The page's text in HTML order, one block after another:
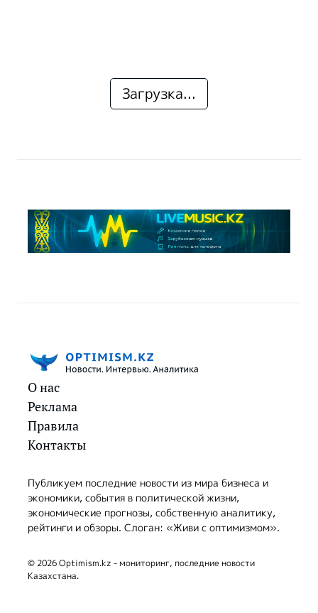
Загрузка...
О нас
Реклама
Правила
Контакты
Публикуем последние новости из мира бизнеса и
экономики, события в политической жизни,
экономические прогнозы, собственную аналитику,
рейтинги и обзоры. Слоган: «Живи с оптимизмом».
© 2026 Optimism.kz - мониторинг, последние новости
Казахстана.